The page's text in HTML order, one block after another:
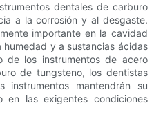
dentales de carburo
a la corrosión y al desgaste.
importante en la cavidad
y a sustancias ácidas
de los instrumentos de acero
de tungsteno, los dentistas
mantendrán su
en las exigentes condiciones